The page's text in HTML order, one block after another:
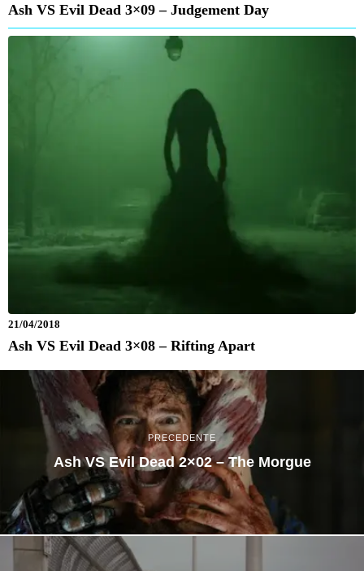
Ash VS Evil Dead 3×09 – Judgement Day
21/04/2018
Ash VS Evil Dead 3×08 – Rifting Apart
PRECEDENTE
Ash VS Evil Dead 2×02 – The Morgue